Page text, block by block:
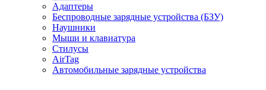
Адаптеры
Беспроводные зарядные устройства (БЗУ)
Наушники
Мыши и клавиатура
Стилусы
AirTag
Автомобильные зарядные устройства